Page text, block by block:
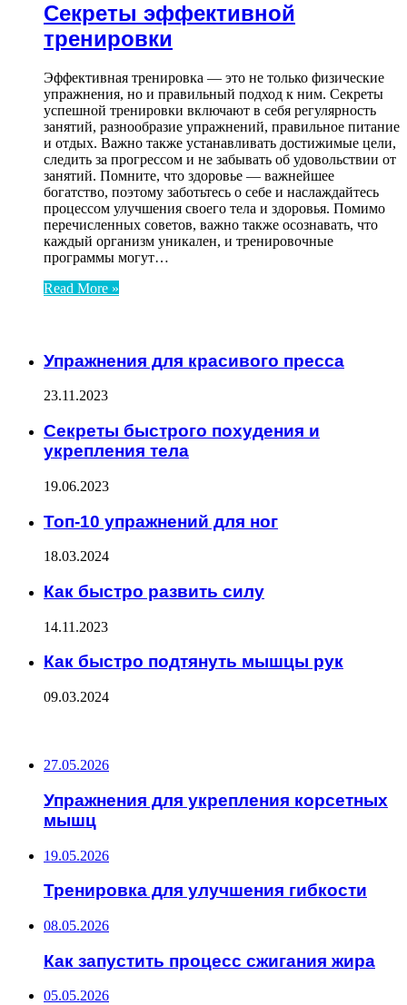
Секреты эффективной
тренировки
Эффективная тренировка — это не только физические
упражнения, но и правильный подход к ним. Секреты
успешной тренировки включают в себя регулярность
занятий, разнообразие упражнений, правильное питание
и отдых. Важно также устанавливать достижимые цели,
следить за прогрессом и не забывать об удовольствии от
занятий. Помните, что здоровье — важнейшее
богатство, поэтому заботьтесь о себе и наслаждайтесь
процессом улучшения своего тела и здоровья. Помимо
перечисленных советов, важно также осознавать, что
каждый организм уникален, и тренировочные
программы могут…
Read More »
Упражнения для красивого пресса
23.11.2023
Секреты быстрого похудения и
укрепления тела
19.06.2023
Топ-10 упражнений для ног
18.03.2024
Как быстро развить силу
14.11.2023
Как быстро подтянуть мышцы рук
09.03.2024
27.05.2026
Упражнения для укрепления корсетных
мышц
19.05.2026
Тренировка для улучшения гибкости
08.05.2026
Как запустить процесс сжигания жира
05.05.2026